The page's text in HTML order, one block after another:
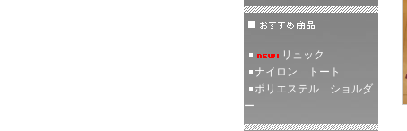
リュック
ナイロン トート
ポリエステル ショルダ
ー